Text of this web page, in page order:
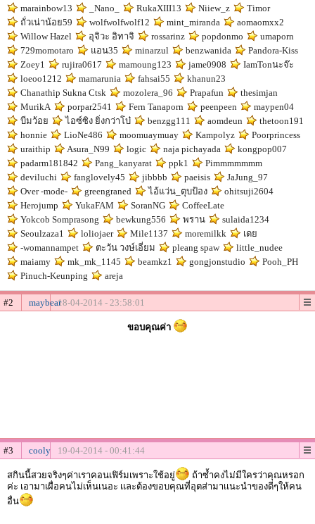
marainbow13
_Nano_ RukaXIII13 Niiew_z
Timor
ถั่วเน่าน้อย59
wolfwolfwolf12 mint_miranda
aomaomxx2
Willow Hazel
อุจิวะ อิทาจิ rossarinz popdonmo
umaporn
729momotaro
แอน35 minarzul benzwanida
Pandora-Kiss
Zoey1
rujira0617 mamoung123 jame0908
IamTonนะจ๊ะ
loeoo1212
mamarunia fahsai55
khanun23
Chanathip Sukna Ctsk
mozolera_96 Prapafun
thesimjan
MurikA
porpar2541 Fern Tanaporn peenpeen
maypen04
บีมว้อย
ไอซ์ซิง ยิ่งกว่าโบ๋ benzgg111 aomdeun
thetoon191
honnie
LioNe486 moomuaymuay Kampolyz
Poorprincess
uraithip
Asura_N99 logic naja pichayada
kongpop007
padarm181842
Pang_kanyarat ppk1
Pimmmmmmm
deviluchi
fanglovely45 jibbbb paeisis
JaJung_97
Over -mode-
greengraned ไอ้แว่น_ตุบป้อง
ohitsuji2604
Herojump
YukaFAM SoranNG
CoffeeLate
Yokcob Somprasong
bewkung556 พราน
sulaida1234
Seoulzaza1
loliojaer Mile1137 moremilkk
เดย
-womannampet
ตะวัน วงษ์เอี่ยม pleang spaw
little_nudee
maiamy
mk_mk_1145 beamkz1 gongjonstudio
Pooh_PH
Pinuch-Keunping
areja
#2 maybear18-04-2014 - 23:58:01
ขอบคุณค่า
#3 cooly 19-04-2014 - 00:41:44
สกินนี้สวยจริงๆค่าเราคอนเฟิร์มเพราะใช้อยู่
ถ้าซ้ำคงไม่มีใครว่าคุณหรอก
ค่ะ เอามาเผื่อคนไม่เห็นเนอะ เเละต้องขอบคุณที่อุตส่ามาเเนะนำของดีๆให้คน
อื่น